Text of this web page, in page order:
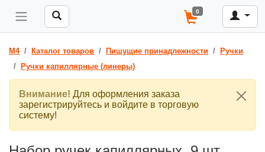
0
M4 Каталог товаров Пишущие принадлежности
Ручки
Ручки капиллярные (линеры)
Внимание! Для оформления заказа
зарегистрируйтесь и войдите в торговую
систему!